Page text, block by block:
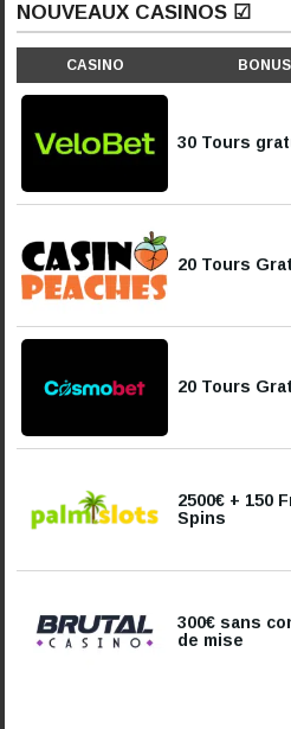
NOUVEAUX CASINOS ☑
CASINO BONUS
30 Tours
20 Tours
20 Tours
2500€ + 150
Spins
300€ sans
de mise